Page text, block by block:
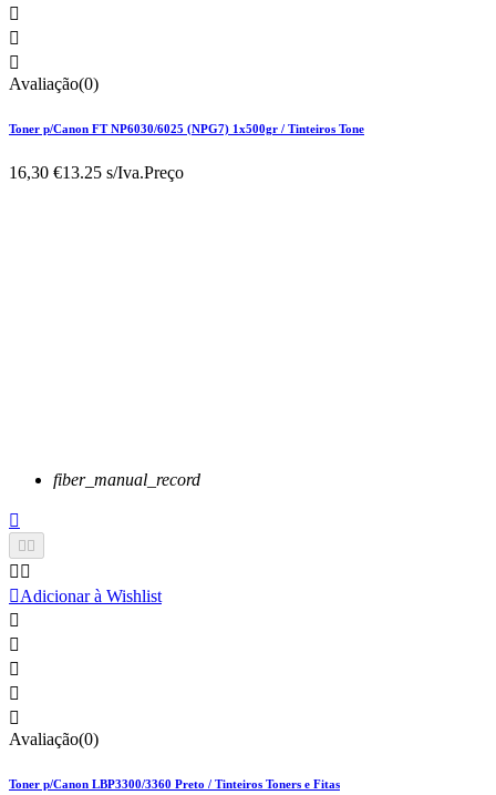



Avaliação(0)
Toner p/Canon FT NP6030/6025 (NPG7) 1x500gr / Tinteiros Tone
16,30 €13.25 s/Iva.Preço
fiber_manual_record


 
Adicionar à Wishlist





Avaliação(0)
Toner p/Canon LBP3300/3360 Preto / Tinteiros Toners e Fitas